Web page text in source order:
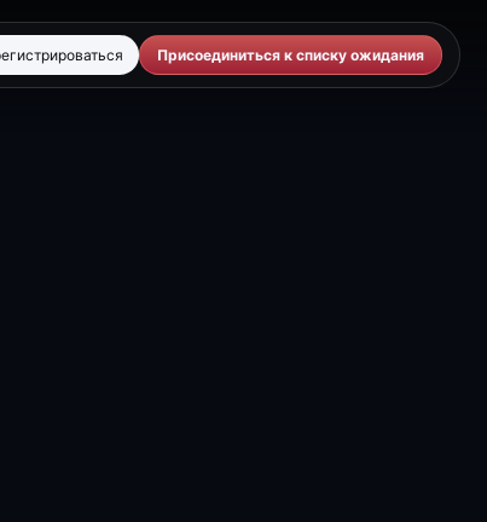
Присоединиться к списку ожидания